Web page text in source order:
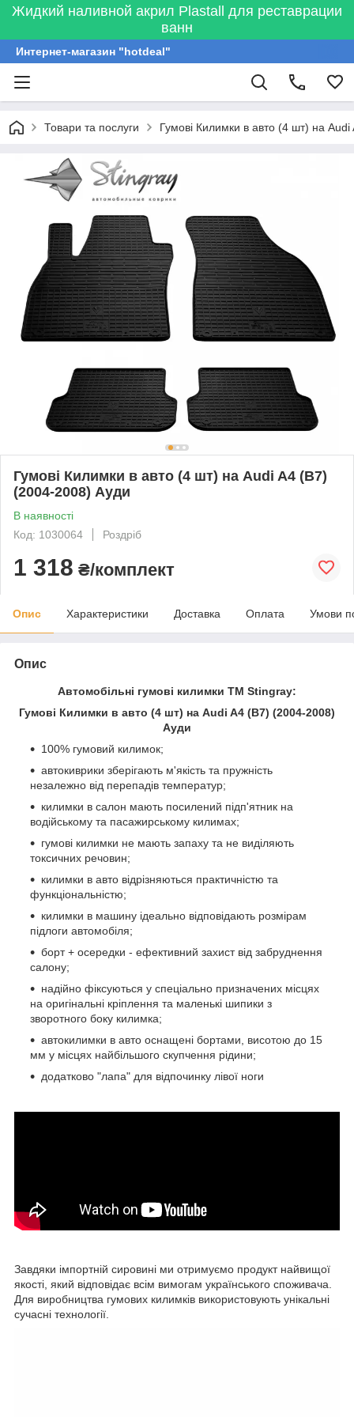
Жидкий наливной акрил Plastall для реставрации
ванн
Интернет-магазин "hotdeal"
Товари та послуги Гумові Килимки в авто (4 шт) на
Гумові Килимки в авто (4 шт) на Audi A4 (B7)
(2004-2008) Ауди
В наявності
Код: 1030064
Роздріб
1 318 ₴/комплект
Опис Характеристики Доставка Оплата Умови
Опис
Автомобільні гумові килимки ТМ Stingray:
Гумові Килимки в авто (4 шт) на Audi A4 (B7) (2004-2008)
Ауди
100% гумовий килимок;
автокиврики зберігають м'якість та пружність
незалежно від перепадів температур;
килимки в салон мають посилений підп'ятник на
водійському та пасажирському килимах;
гумові килимки не мають запаху та не виділяють
токсичних речовин;
килимки в авто відрізняються практичністю та
функціональністю;
килимки в машину ідеально відповідають розмірам
підлоги автомобіля;
борт + осередки - ефективний захист від забруднення
салону;
надійно фіксуються у спеціально призначених місцях
на оригінальні кріплення та маленькі шипики з
зворотного боку килимка;
автокилимки в авто оснащені бортами, висотою до 15
мм у місцях найбільшого скупчення рідини;
додатково "лапа" для відпочинку лівої ноги
Завдяки імпортній сировині ми отримуємо продукт найвищої
якості, який відповідає всім вимогам українського споживача.
Для виробництва гумових килимків використовують унікальні
сучасні технології.